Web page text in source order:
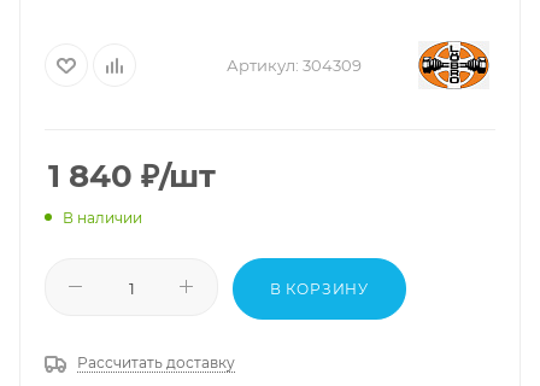
Артикул: 304309
1 840 ₽/шт
В наличии
В КОРЗИНУ
Рассчитать доставку